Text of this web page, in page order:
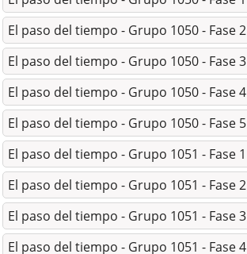
El paso del tiempo - Grupo 1050 - Fase 2
El paso del tiempo - Grupo 1050 - Fase 3
El paso del tiempo - Grupo 1050 - Fase 4
El paso del tiempo - Grupo 1050 - Fase 5
El paso del tiempo - Grupo 1051 - Fase 1
El paso del tiempo - Grupo 1051 - Fase 2
El paso del tiempo - Grupo 1051 - Fase 3
El paso del tiempo - Grupo 1051 - Fase 4